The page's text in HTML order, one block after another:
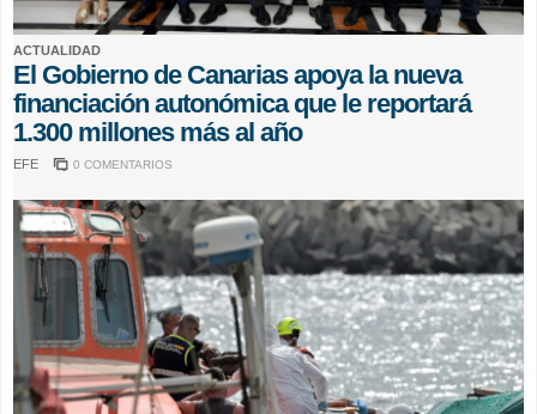
ACTUALIDAD
El Gobierno de Canarias apoya la nueva
financiación autonómica que le reportará
1.300 millones más al año
EFE 0 COMENTARIOS